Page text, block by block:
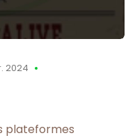
2024
plateformes